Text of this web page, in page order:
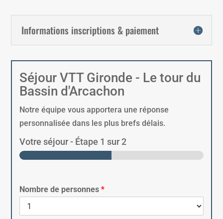
Informations inscriptions & paiement
Séjour VTT Gironde - Le tour du
Bassin d'Arcachon
Notre équipe vous apportera une réponse
personnalisée dans les plus brefs délais.
Votre séjour- Étape 1 sur 2
Nombre de personnes*